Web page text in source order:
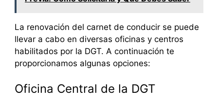
La renovación del carnet de conducir se puede
llevar a cabo en diversas oficinas y centros
habilitados por la DGT. A continuación te
proporcionamos algunas opciones:
Oficina Central de la DGT